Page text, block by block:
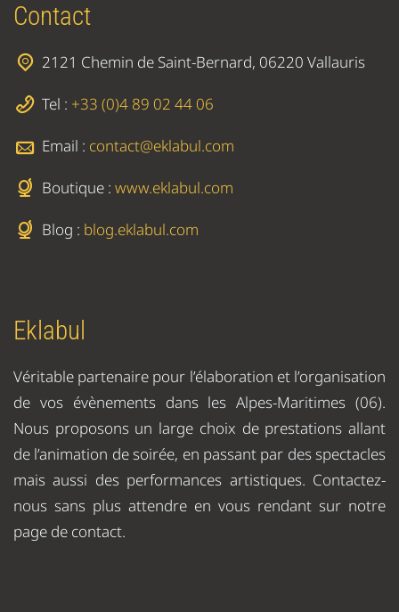
Contact
2121 Chemin de Saint-Bernard, 06220 Vallauris
Tel : +33 (0)4 89 02 44 06
Email : contact@eklabul.com
Boutique : www.eklabul.com
Blog : blog.eklabul.com
Eklabul
Véritable partenaire pour l’élaboration et l’organisation
de vos évènements dans les Alpes-Maritimes (06).
Nous proposons un large choix de prestations allant
de l’animation de soirée, en passant par des spectacles
mais aussi des performances artistiques. Contactez-
nous sans plus attendre en vous rendant sur notre
page de contact.